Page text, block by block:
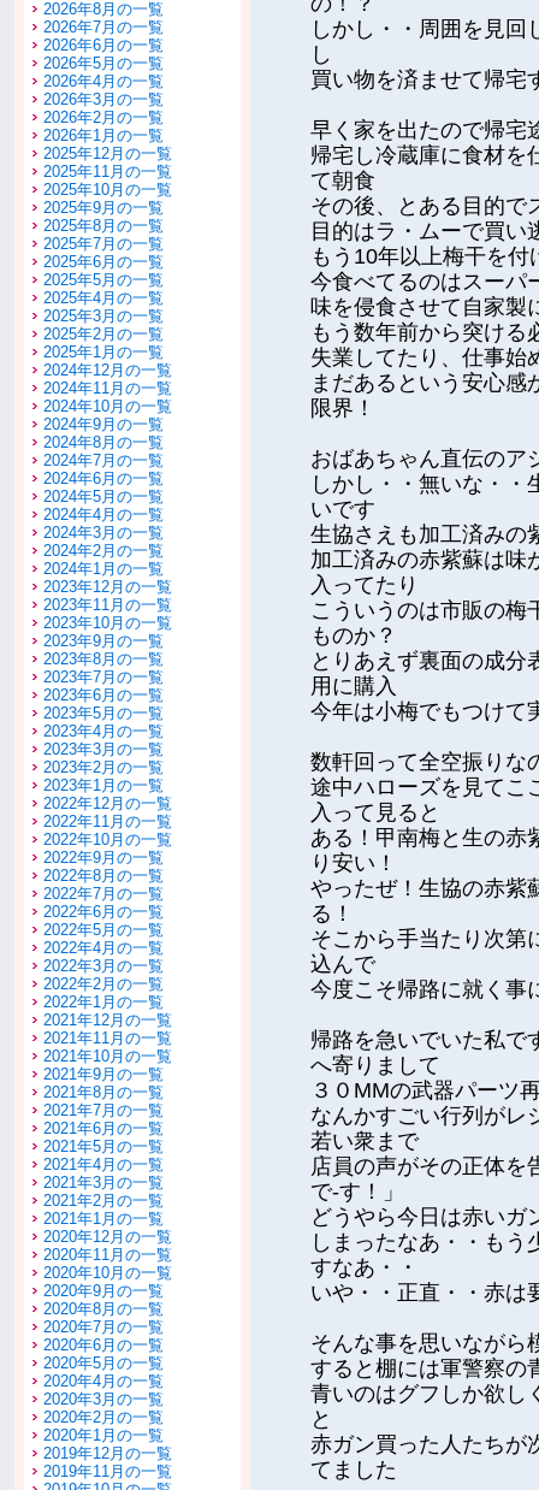
2026年8月の一覧
2026年7月の一覧
2026年6月の一覧
2026年5月の一覧
2026年4月の一覧
2026年3月の一覧
2026年2月の一覧
2026年1月の一覧
2025年12月の一覧
2025年11月の一覧
2025年10月の一覧
2025年9月の一覧
2025年8月の一覧
2025年7月の一覧
2025年6月の一覧
2025年5月の一覧
2025年4月の一覧
2025年3月の一覧
2025年2月の一覧
2025年1月の一覧
2024年12月の一覧
2024年11月の一覧
2024年10月の一覧
2024年9月の一覧
2024年8月の一覧
2024年7月の一覧
2024年6月の一覧
2024年5月の一覧
2024年4月の一覧
2024年3月の一覧
2024年2月の一覧
2024年1月の一覧
2023年12月の一覧
2023年11月の一覧
2023年10月の一覧
2023年9月の一覧
2023年8月の一覧
2023年7月の一覧
2023年6月の一覧
2023年5月の一覧
2023年4月の一覧
2023年3月の一覧
2023年2月の一覧
2023年1月の一覧
2022年12月の一覧
2022年11月の一覧
2022年10月の一覧
2022年9月の一覧
2022年8月の一覧
2022年7月の一覧
2022年6月の一覧
2022年5月の一覧
2022年4月の一覧
2022年3月の一覧
2022年2月の一覧
2022年1月の一覧
2021年12月の一覧
2021年11月の一覧
2021年10月の一覧
2021年9月の一覧
2021年8月の一覧
2021年7月の一覧
2021年6月の一覧
2021年5月の一覧
2021年4月の一覧
2021年3月の一覧
2021年2月の一覧
2021年1月の一覧
2020年12月の一覧
2020年11月の一覧
2020年10月の一覧
2020年9月の一覧
2020年8月の一覧
2020年7月の一覧
2020年6月の一覧
2020年5月の一覧
2020年4月の一覧
2020年3月の一覧
2020年2月の一覧
2020年1月の一覧
2019年12月の一覧
2019年11月の一覧
しかし・・周囲を見回
し
買い物を済ませて帰宅
早く家を出たので帰宅
帰宅し冷蔵庫に食材を
て朝食
その後、とある目的で
目的はラ・ムーで買い
もう10年以上梅干を
今食べてるのはスーパ
味を侵食させて自家製
もう数年前から突ける
失業してたり、仕事始
まだあるという安心感
限界！
おばあちゃん直伝のア
しかし・・無いな・・
いです
生協さえも加工済みの
加工済みの赤紫蘇は味
入ってたり
こういうのは市販の梅
ものか？
とりあえず裏面の成分
用に購入
今年は小梅でもつけて
数軒回って全空振りな
途中ハローズを見てこ
入って見ると
ある！甲南梅と生の赤
り安い！
やったぜ！生協の赤紫
る！
そこから手当たり次第
込んで
今度こそ帰路に就く事
帰路を急いでいた私で
へ寄りまして
３０MMの武器パーツ
なんかすごい行列がレ
若い衆まで
店員の声がその正体を
で-す！」
どうやら今日は赤いガ
しまったなあ・・もう
すなあ・・
いや・・正直・・赤は
そんな事を思いながら
すると棚には軍警察の
青いのはグフしか欲し
と
赤ガン買った人たちが
てました